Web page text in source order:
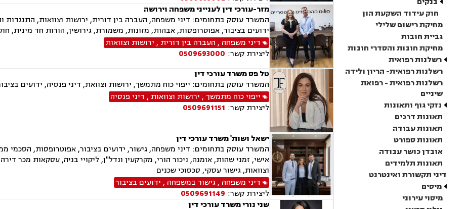
חוק עידוד השקעת הון
מחיקת רישום שלילי
גביית חובות
מחיקת חובות והסדרי חובות
רשלנות רפואית
רשלנות רפואית- הריון ולידה
רשלנות רפואית - רפואת
שיניים
נזקי גוף ותאונות
תאונות דרכים
תאונות עבודה
תאונות ספורט
אובדן כושר עבודה
תאונות תלמידים
דיני תקשורת ואינטרנט
מיסים
מיסוי עירוני
מזר-עורכי דין לענייני משפחה וירושה
המשרד עוסק בתחומים: דיני משפחה, העברה בין דורית, ירושות וצוואות, התנגדות
ידועים בציבור, אפוטרופסות, אבהות, מזונות, משמורת, גירושין, הורות חד מינית,
דיני משפחה , העברה בין דורית , ירושות וצוואות
ליצירת קשר: 0509693000
טל פס משרד עורכי דין
המשרד עוסק בתחומים: ייפוי כוח מתמשך, ירושות וצוואת, דיני פנסיה, ידועים
ייפוי כוח מתמשך, ירושות וצוואות , דיני פנסיה
ליצירת קשר: 0509691151
ישאל ושות' משרד עורכי דין
המשרד עוסק בתחומים: דיני משפחה, גישור, ידועים בציבור, אפוטרופסות, הסכמי
אישי, זמני שהות, אומנה, ניכור הורי, מקרקעין ונדל"ן, ליקויי בניה, עסקאות מכר
וצוואות, גישור עסקי, סכסוכי שכנים
דיני משפחה ,גישור במשפחה , ידועים בציבור
ליצירת קשר: 0509691149
שני נורי משרד עורכי דין